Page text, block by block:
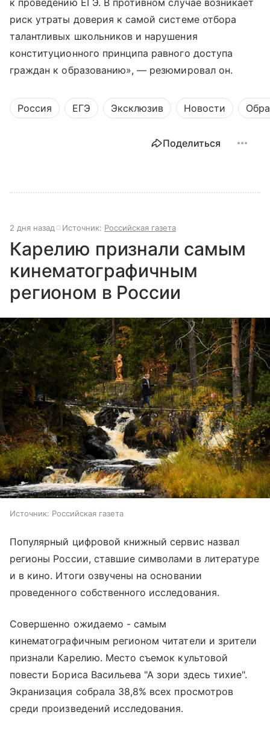
риск утраты доверия к самой системе отбора
талантливых школьников и нарушения
конституционного принципа равного доступа
граждан к образованию», — резюмировал он.
Россия ЕГЭ Эксклюзив Новости
Поделиться
2 дня назад Источник: Российская газета
Карелию признали самым
кинематографичным
регионом в России
Источник: Российская газета
Популярный цифровой книжный сервис назвал
регионы России, ставшие символами в литературе
и в кино. Итоги озвучены на основании
проведенного собственного исследования.
Совершенно ожидаемо - самым
кинематографичным регионом читатели и зрители
признали Карелию. Место съемок культовой
повести Бориса Васильева "А зори здесь тихие".
Экранизация собрала 38,8% всех просмотров
среди произведений исследования.